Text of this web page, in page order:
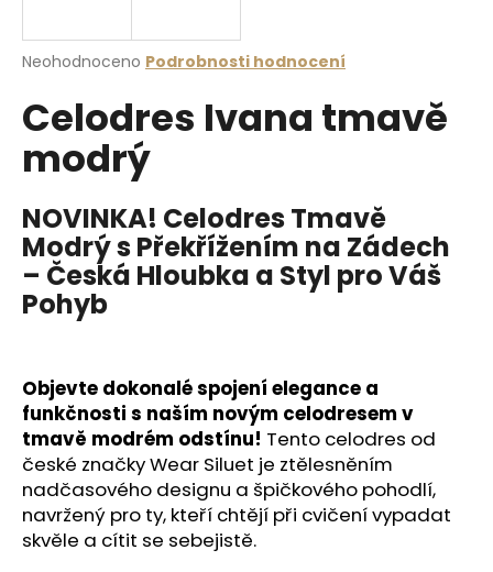
Průměrné
produktu
je
hvězdiček.
Neohodnoceno Podrobnosti hodnocení
Celodres Ivana tmavě
modrý
NOVINKA! Celodres Tmavě
Modrý s Překřížením na Zádech
– Česká Hloubka a Styl pro Váš
Pohyb
Objevte dokonalé spojení elegance a
funkčnosti s naším novým celodresem v
tmavě modrém odstínu! Tento celodres od
české značky Wear Siluet je ztělesněním
nadčasového designu a špičkového pohodlí,
navržený pro ty, kteří chtějí při cvičení vypadat
skvěle a cítit se sebejistě.
j
t
?
HLEDAT
o
p
o
r
u
č
u
j